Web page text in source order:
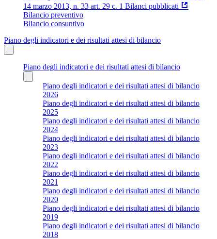
14 marzo 2013, n. 33 art. 29 c. 1 Bilanci pubblicati
Bilancio preventivo
Bilancio consuntivo
Piano degli indicatori e dei risultati attesi di bilancio
Piano degli indicatori e dei risultati attesi di bilancio
Piano degli indicatori e dei risultati attesi di bilancio
2026
Piano degli indicatori e dei risultati attesi di bilancio
2025
Piano degli indicatori e dei risultati attesi di bilancio
2024
Piano degli indicatori e dei risultati attesi di bilancio
2023
Piano degli indicatori e dei risultati attesi di bilancio
2022
Piano degli indicatori e dei risultati attesi di bilancio
2021
Piano degli indicatori e dei risultati attesi di bilancio
2020
Piano degli indicatori e dei risultati attesi di bilancio
2019
Piano degli indicatori e dei risultati attesi di bilancio
2018